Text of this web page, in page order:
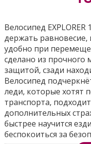
Велосипед
держать равновесие,
удобно при
сделано из прочного
защитой, сзади
Велосипед
леди, которые хотят
транспорта,
дополнительных
быстрее научится
беспокоиться за